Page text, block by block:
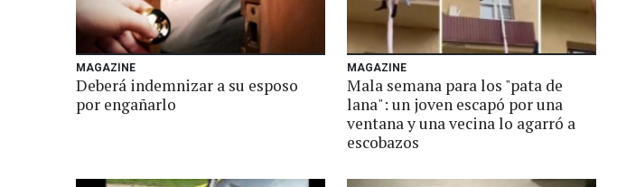
MAGAZINE
Deberá indemnizar a su esposo
por engañarlo
MAGAZINE
Mala semana para los "pata de
lana": un joven escapó por una
ventana y una vecina lo agarró a
escobazos